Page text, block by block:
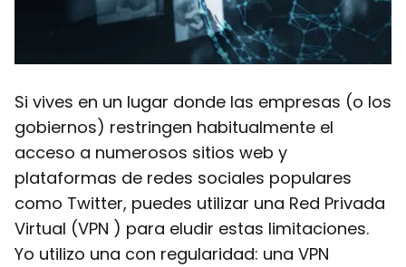
Si vives en un lugar donde las empresas (o los
gobiernos) restringen habitualmente el
acceso a numerosos sitios web y
plataformas de redes sociales populares
como Twitter, puedes utilizar una Red Privada
Virtual (VPN ) para eludir estas limitaciones.
Yo utilizo una con regularidad: una VPN